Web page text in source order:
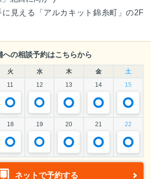
に見える「アルカキット錦糸町」の2F
への相談予約はこちらから
火 水 木 金
土
11 12 13 14 15
18 19 20 21 22
ネットで予約する